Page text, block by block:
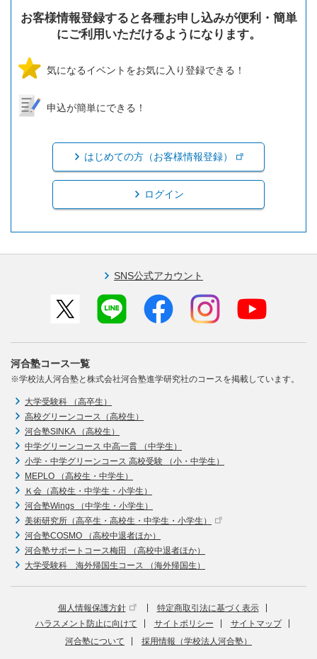
お客様情報登録すると各種お申し込みが便利・簡単
にご利用いただけるようになります。
気になるイベントをお気に入り登録できる！
申込が簡単にできる！
はじめての方（お客様情報登録）
ログイン
SNS公式アカウント
河合塾コース一覧
※学校法人河合塾と株式会社河合塾進学研究社のコースを掲載しています。
大学受験科 （高卒生）
高校グリーンコース（高校生）
河合塾SINKA （高校生）
中学グリーンコース 中高一貫 （中学生）
小学・中学グリーンコース 高校受験 （小・中学生）
MEPLO （高校生・中学生）
Ｋ会（高校生・中学生・小学生）
河合塾Wings （中学生・小学生）
美術研究所（高卒生・高校生・中学生・小学生）
河合塾COSMO （高校中退者ほか）
河合塾サポートコース梅田 （高校中退者ほか）
大学受験科 海外帰国生コース （海外帰国生）
個人情報保護方針
特定商取引法に基づく表示
ハラスメント防止に向けて
サイトポリシー
サイトマップ
河合塾について
採用情報（学校法人河合塾）